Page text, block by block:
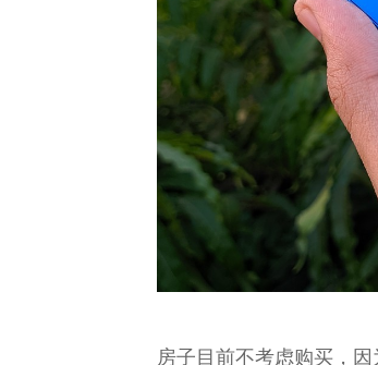
房子目前不考虑购买，